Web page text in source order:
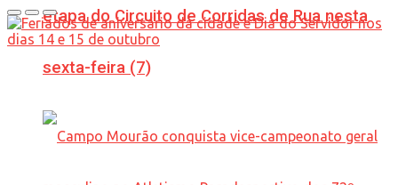
etapa do Circuito de Corridas de Rua nesta
sexta-feira (7)